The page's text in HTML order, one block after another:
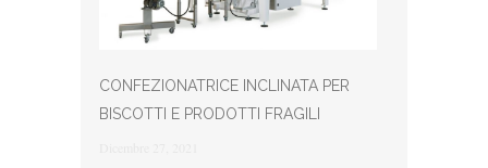
CONFEZIONATRICE INCLINATA PER
BISCOTTI E PRODOTTI FRAGILI